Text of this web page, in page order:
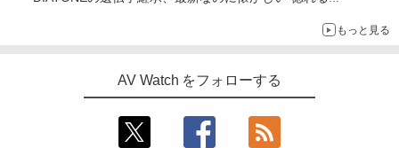
もっと見る
AV Watch をフォローする